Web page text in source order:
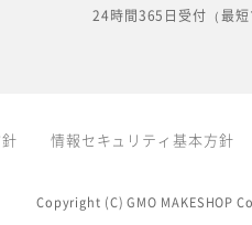
24時間365日受付（最短
情報セキュリティ基本方針
Copyright (C) GMO MAKESHOP